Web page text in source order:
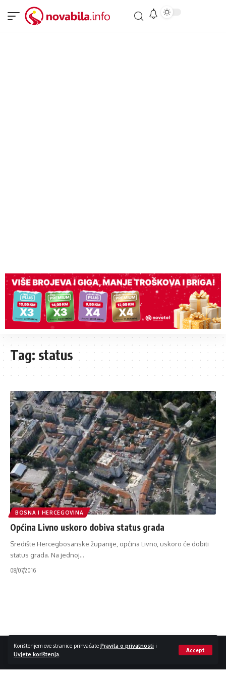
Korištenjem ove stranice prihvaćate Pravila o privatnosti i
Uvjete korištenja
Accept
Tag: status
BOSNA I HERCEGOVINA
Općina Livno uskoro dobiva status grada
Središte Hercegbosanske županije, općina Livno, uskoro će dobiti
status grada. Na jednoj…
08/07/2016
Impressum / Kontakt Zaštita privatnosti